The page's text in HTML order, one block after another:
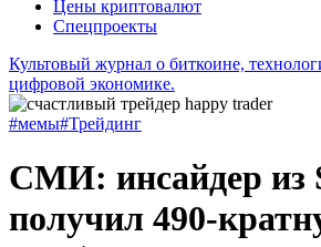
Цены криптовалют
Спецпроекты
Культовый журнал о биткоине,
цифровой экономике.
#мемы#Трейдинг
СМИ: инсайдер из
получил 490-